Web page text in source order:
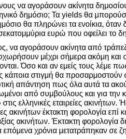
να αγοράσουν ακίνητα
δημόσιο; Τα yields θα
θα πληρώνει τα ενοίκια,
ευρώ που οφείλει το
να αγοράσουν ακίνητα από
μέχρι σήμερα ακόμη
Όσο και αν εμείς τους λέμε
κάποια στιγμή θα προσαρμοστούν
απάντηση πως όλα αυτά τα
από συμβούλους και για την
ελληνικές εταιρείες ακινήτων.
ακινήτων έκτακτη φορολογία επί
ακινήτων. Έκτακτη φορολογία
επόμενα χρόνια μετατράπηκαν σε